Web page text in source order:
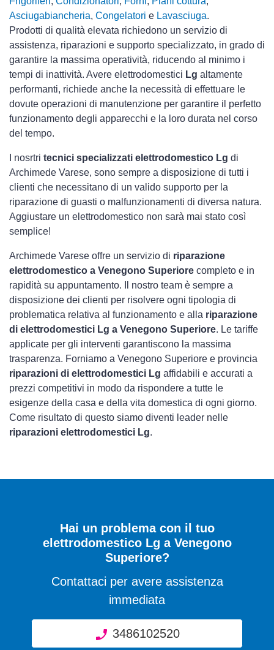
Asciugabiancheria, Congelatori e Lavasciuga.
Prodotti di qualità elevata richiedono un servizio di
assistenza, riparazioni e supporto specializzato, in grado di
garantire la massima operatività, riducendo al minimo i
tempi di inattività. Avere elettrodomestici Lg altamente
performanti, richiede anche la necessità di effettuare le
dovute operazioni di manutenzione per garantire il perfetto
funzionamento degli apparecchi e la loro durata nel corso
del tempo.
I nosrtri tecnici specializzati elettrodomestico Lg di
Archimede Varese, sono sempre a disposizione di tutti i
clienti che necessitano di un valido supporto per la
riparazione di guasti o malfunzionamenti di diversa natura.
Aggiustare un elettrodomestico non sarà mai stato così
semplice!
Archimede Varese offre un servizio di riparazione
elettrodomestico a Venegono Superiore completo e in
rapidità su appuntamento. Il nostro team è sempre a
disposizione dei clienti per risolvere ogni tipologia di
problematica relativa al funzionamento e alla riparazione
di elettrodomestici Lg a Venegono Superiore. Le tariffe
applicate per gli interventi garantiscono la massima
trasparenza. Forniamo a Venegono Superiore e provincia
riparazioni di elettrodomestici Lg affidabili e accurati a
prezzi competitivi in modo da rispondere a tutte le
esigenze della casa e della vita domestica di ogni giorno.
Come risultato di questo siamo diventi leader nelle
riparazioni elettrodomestici Lg.
Hai un problema con il tuo
elettrodomestico Lg a Venegono
Superiore?
Contattaci per avere assistenza
immediata
3486102520